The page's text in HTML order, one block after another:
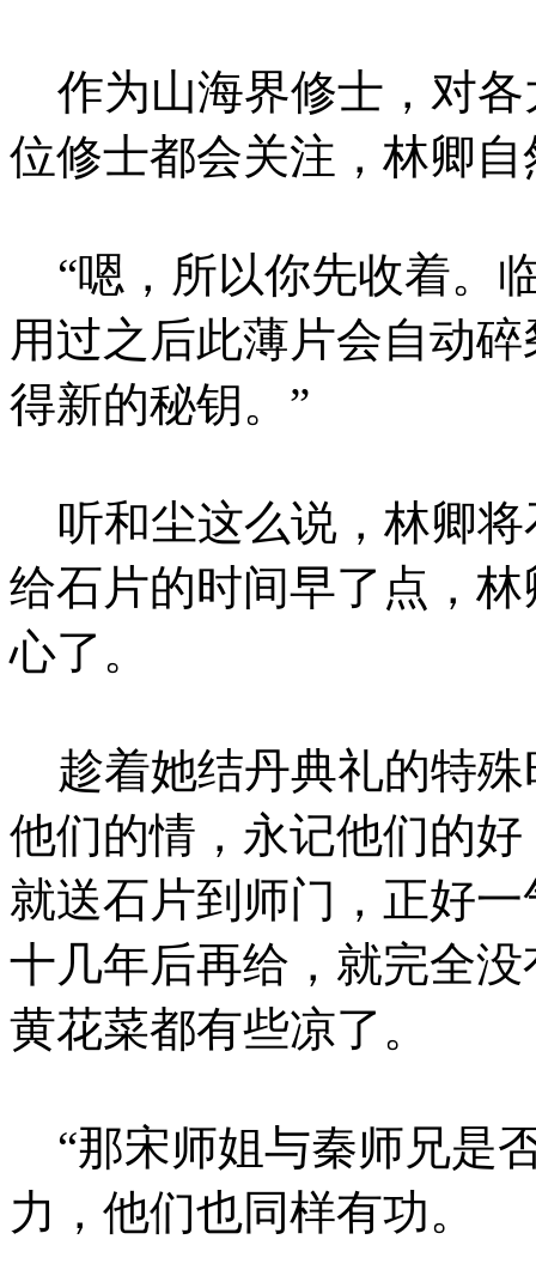
作为山海界修士，对各
位修士都会关注，林卿
“嗯，所以你先收着。
用过之后此薄片会自动
得新的秘钥。”
听和尘这么说，林卿将
给石片的时间早了点，
心了。
趁着她结丹典礼的特殊
他们的情，永记他们的
就送石片到师门，正好
十几年后再给，就完全
黄花菜都有些凉了。
“那宋师姐与秦师兄是
力，他们也同样有功。